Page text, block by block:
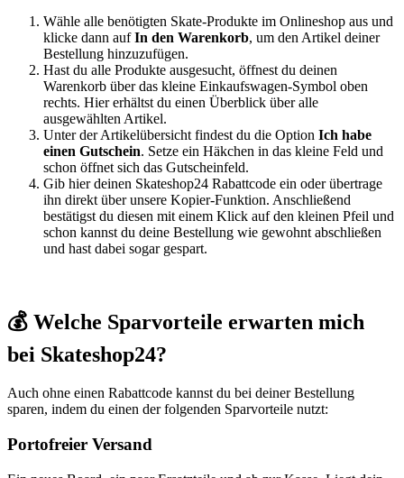
Wähle alle benötigten Skate-Produkte im Onlineshop aus und
klicke dann aufIn den Warenkorb, um den Artikel deiner
Bestellung hinzuzufügen.
Hast du alle Produkte ausgesucht, öffnest du deinen
Warenkorb über das kleine Einkaufswagen-Symbol oben
rechts. Hier erhältst du einen Überblick über alle
ausgewählten Artikel.
Unter der Artikelübersicht findest du die Option Ich habe
einen Gutschein. Setze ein Häkchen in das kleine Feld und
schon öffnet sich das Gutscheinfeld.
Gib hier deinen Skateshop24 Rabattcode ein oder übertrage
ihn direkt über unsere Kopier-Funktion. Anschließend
bestätigst du diesen mit einem Klick auf den kleinen Pfeil und
schon kannst du deine Bestellung wie gewohnt abschließen
und hast dabei sogar gespart.
💰 Welche Sparvorteile erwarten mich
bei Skateshop24?
Auch ohne einen Rabattcode kannst du bei deiner Bestellung
sparen, indem du einen der folgenden Sparvorteile nutzt:
Portofreier Versand